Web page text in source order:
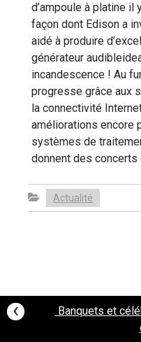
d’ampoule à platine il
façon dont Edison a
aidé à produire
générateur
incandescence ! Au
progresse grâce aux
la connectivité
améliorations encore
systèmes de
donnent des
Actualité
Post
‹
Banquets et